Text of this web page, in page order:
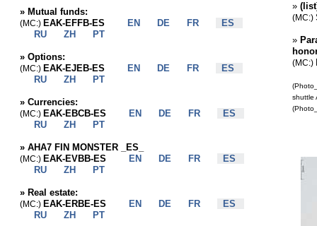
» Mutual funds:
(MC:) EAK-EFFB-ES EN DE FR
ES
RU
ZH PT
» Options:
(MC:) EAK-EJEB-ES EN DE FR
ES
RU
ZH PT
» Currencies:
(MC:) EAK-EBCB-ES EN DE FR
ES
RU
ZH PT
» AHA7 FIN MONSTER _ES_
(MC:) EAK-EVBB-ES EN DE FR
ES
RU
ZH PT
» Real estate:
(MC:) EAK-ERBE-ES EN DE FR
ES
RU
ZH PT
»
(MC:)
»
(MC:)
shuttle